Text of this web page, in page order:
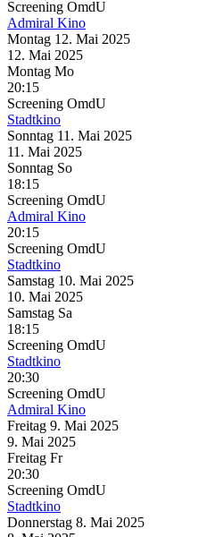
Screening OmdU
Admiral Kino
Montag 12. Mai 2025
12. Mai 2025
Montag Mo
20:15
Screening OmdU
Stadtkino
Sonntag 11. Mai 2025
11. Mai 2025
Sonntag So
18:15
Screening OmdU
Admiral Kino
20:15
Screening OmdU
Stadtkino
Samstag 10. Mai 2025
10. Mai 2025
Samstag Sa
18:15
Screening OmdU
Stadtkino
20:30
Screening OmdU
Admiral Kino
Freitag 9. Mai 2025
9. Mai 2025
Freitag Fr
20:30
Screening OmdU
Stadtkino
Donnerstag 8. Mai 2025